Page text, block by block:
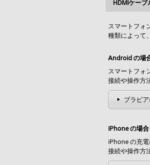
HDMIケー
スマートフォ
種類によって
Android の場
スマートフォ
接続や操作方
ブラビ
iPhone の場合
iPhone の充
接続や操作方